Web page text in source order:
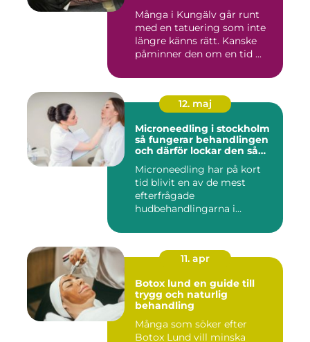
Många i Kungälv går runt
med en tatuering som inte
längre känns rätt. Kanske
påminner den om en tid ...
12. maj
Microneedling i stockholm
så fungerar behandlingen
och därför lockar den så
Microneedling har på kort
tid blivit en av de mest
efterfrågade
hudbehandlingarna i
11. apr
Botox lund en guide till
trygg och naturlig
behandling
Många som söker efter
Botox Lund vill minska